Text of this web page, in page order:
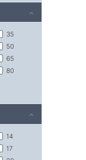
305
35
50
65
80
14
17